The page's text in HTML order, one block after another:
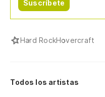
Suscríbete
Hard RockHovercraft
Todos los artistas